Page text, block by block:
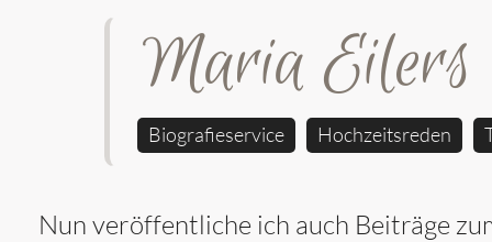
Biografieservice Hochzeitsreden
Nun veröffentliche ich auch Beiträge
Maria Eilers